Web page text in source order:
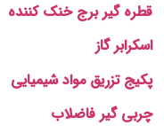
قطره گیر برج خنک کننده
اسکرابر گاز
پکیج تزریق مواد شیمیایی
چربی گیر فاضلاب